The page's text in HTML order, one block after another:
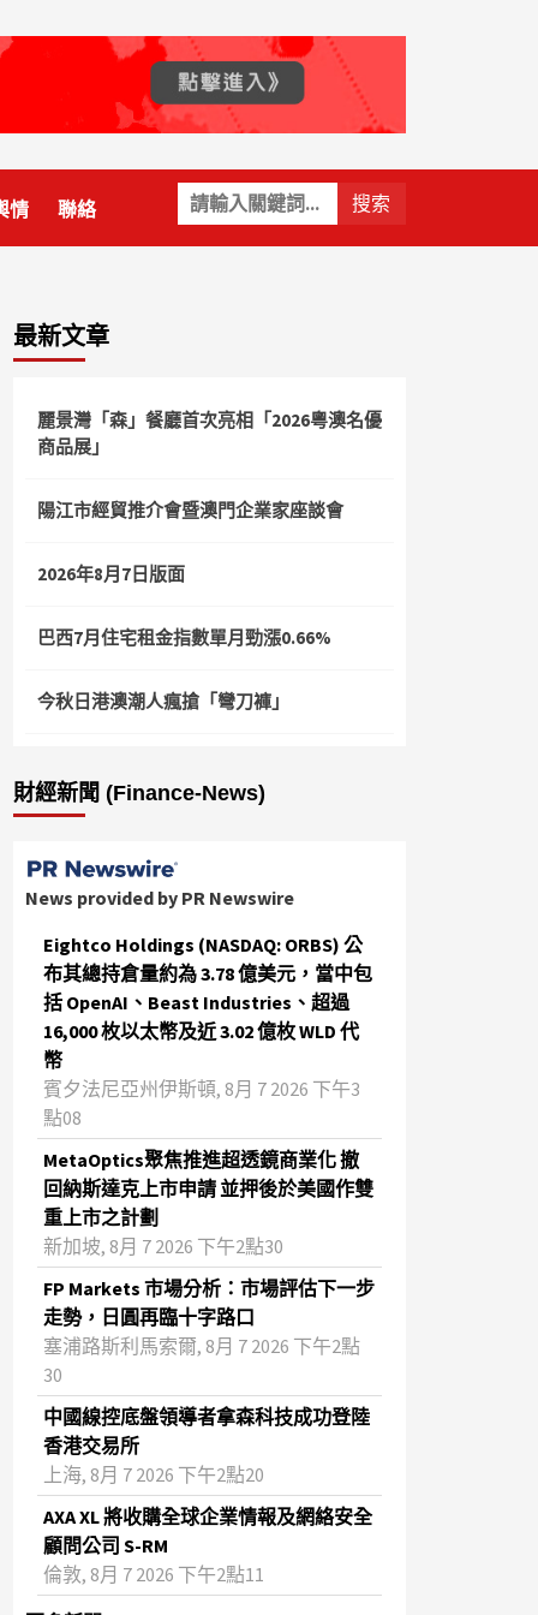
關
鍵
字:
情 聯絡
最新文章
麗景灣「森」餐廳首次亮相「2026粵澳名優
商品展」
陽江市經貿推介會暨澳門企業家座談會
2026年8月7日版面
巴西7月住宅租金指數單月勁漲0.66%
今秋日港澳潮人瘋搶「彎刀褲」
財經新聞 (Finance-News)
News provided by PR Newswire
Eightco Holdings (NASDAQ: ORBS) 公
布其總持倉量約為 3.78 億美元，當中包
括 OpenAI、Beast Industries、超過
16,000 枚以太幣及近 3.02 億枚 WLD 代
幣
賓夕法尼亞州伊斯頓, 8月 7 2026 下午3
點08
MetaOptics聚焦推進超透鏡商業化 撤
回納斯達克上市申請 並押後於美國作雙
重上市之計劃
新加坡, 8月 7 2026 下午2點30
FP Markets 市場分析：市場評估下一步
走勢，日圓再臨十字路口
塞浦路斯利馬索爾, 8月 7 2026 下午2點
30
中國線控底盤領導者拿森科技成功登陸
香港交易所
上海, 8月 7 2026 下午2點20
AXA XL 將收購全球企業情報及網絡安全
顧問公司 S-RM
倫敦, 8月 7 2026 下午2點11